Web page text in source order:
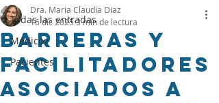
Todas las entradas
Médicos
Pacientes
Barreras y
facilitadores
asociados a
Dra. Maria Claudia Diaz
16 dic 20253 min de lectura